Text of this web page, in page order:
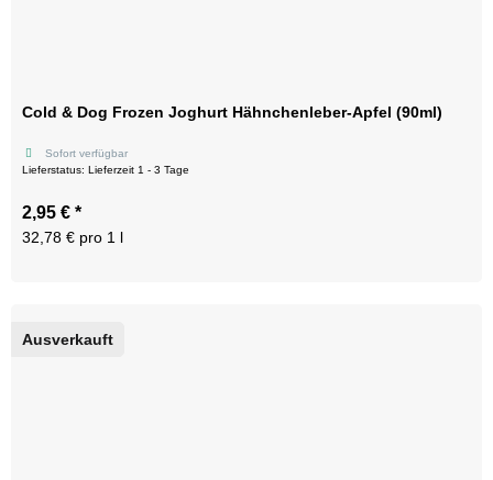
Cold & Dog Frozen Joghurt Hähnchenleber-Apfel (90ml)
Sofort verfügbar
Lieferstatus: Lieferzeit 1 - 3 Tage
2,95 € *
32,78 € pro 1 l
Ausverkauft